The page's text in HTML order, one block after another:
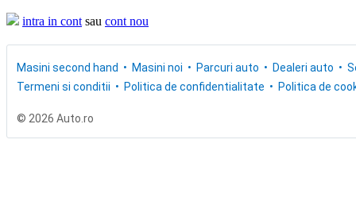
intra in cont sau cont nou
Masini second hand Masini noi Parcuri auto Dealeri auto
Termeni si conditii
Politica de confidentialitate Politica de
© 2026 Auto.ro